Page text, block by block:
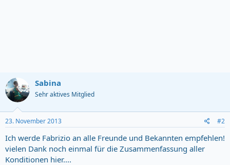
Sabina
Sehr aktives Mitglied
23. November 2013 #2
Ich werde Fabrizio an alle Freunde und Bekannten empfehlen!
vielen Dank noch einmal für die Zusammenfassung aller
Konditionen hier....